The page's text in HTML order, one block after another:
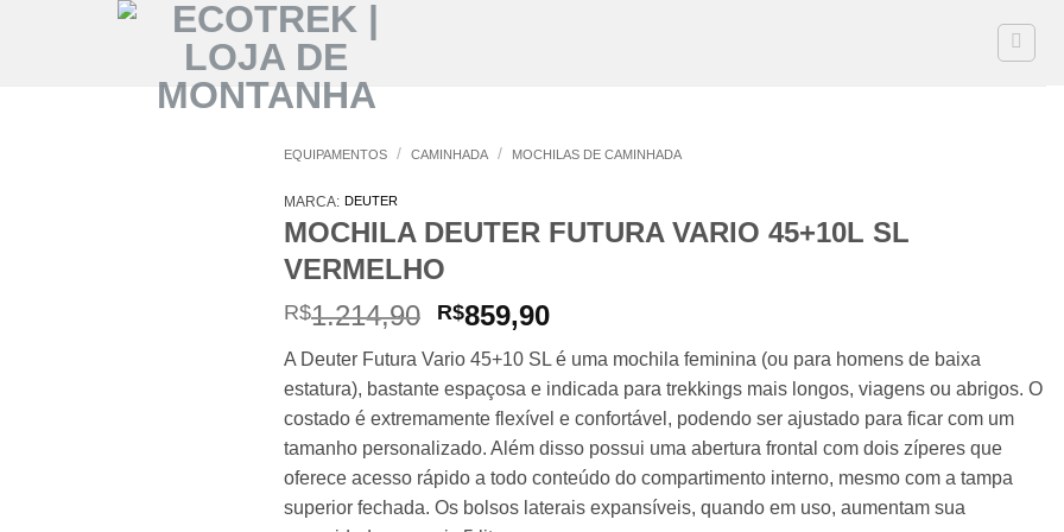
EQUIPAMENTOS / CAMINHADA / MOCHILAS DE CAMINHADA
MARCA: DEUTER
MOCHILA DEUTER FUTURA VARIO 45+10L SL
VERMELHO
R$1.214,90 O
original
era:
R$1.214,90.
R$859,90O
preço
atual
é:
R$859,90.
A Deuter Futura Vario 45+10 SL é uma mochila feminina (ou para homens de baixa
estatura), bastante espaçosa e indicada para trekkings mais longos, viagens ou abrigos. O
costado é extremamente flexível e confortável, podendo ser ajustado para ficar com um
tamanho personalizado. Além disso possui uma abertura frontal com dois zíperes que
oferece acesso rápido a todo conteúdo do compartimento interno, mesmo com a tampa
superior fechada. Os bolsos laterais expansíveis, quando em uso, aumentam sua